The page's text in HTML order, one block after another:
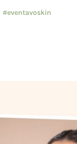
#eventavoskin